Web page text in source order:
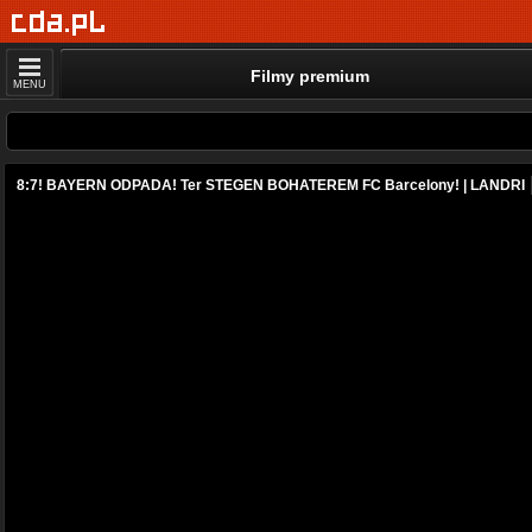
MENU Filmy premium
8:7! BAYERN ODPADA! Ter STEGEN BOHATEREM FC Barcelony! | LANDRI